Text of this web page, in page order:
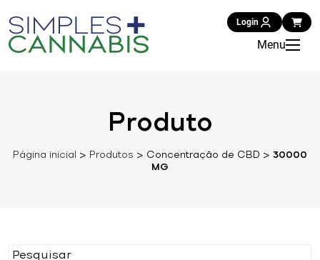
Login
Menu
Produto
Página inicial > Produtos > Concentração de CBD > 30000
MG